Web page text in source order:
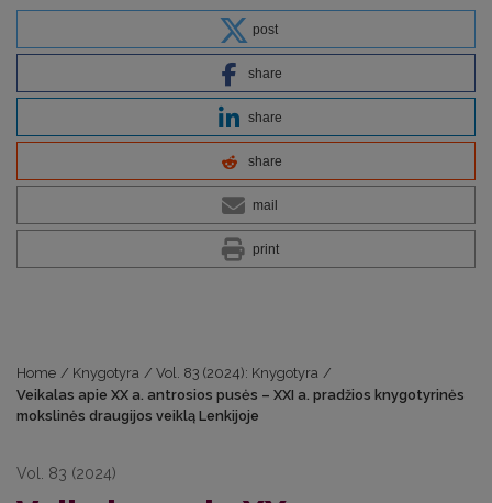
post
share
share
share
mail
print
Home / Knygotyra / Vol. 83 (2024): Knygotyra /
Veikalas apie XX a. antrosios pusės – XXI a. pradžios knygotyrinės
mokslinės draugijos veiklą Lenkijoje
Vol. 83 (2024)